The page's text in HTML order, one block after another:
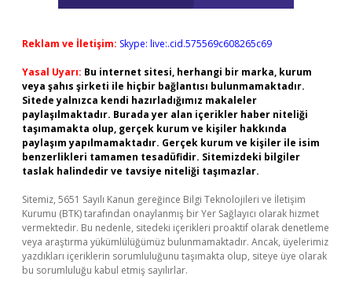
Reklam ve İletişim: Skype: live:.cid.575569c608265c69
Yasal Uyarı: Bu internet sitesi, herhangi bir marka, kurum
veya şahıs şirketi ile hiçbir bağlantısı bulunmamaktadır.
Sitede yalnızca kendi hazırladığımız makaleler
paylaşılmaktadır. Burada yer alan içerikler haber niteliği
taşımamakta olup, gerçek kurum ve kişiler hakkında
paylaşım yapılmamaktadır. Gerçek kurum ve kişiler ile isim
benzerlikleri tamamen tesadüfidir. Sitemizdeki bilgiler
taslak halindedir ve tavsiye niteliği taşımazlar.
Sitemiz, 5651 Sayılı Kanun gereğince Bilgi Teknolojileri ve İletişim
Kurumu (BTK) tarafından onaylanmış bir Yer Sağlayıcı olarak hizmet
vermektedir. Bu nedenle, sitedeki içerikleri proaktif olarak denetleme
veya araştırma yükümlülüğümüz bulunmamaktadır. Ancak, üyelerimiz
yazdıkları içeriklerin sorumluluğunu taşımakta olup, siteye üye olarak
bu sorumluluğu kabul etmiş sayılırlar.